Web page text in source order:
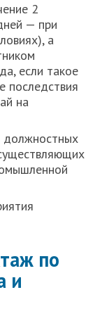
2
— при
а
если такое
последствия
на
должностных
по
и